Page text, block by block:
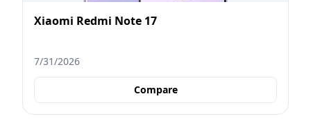
Xiaomi Redmi Note 17
7/31/2026
Compare